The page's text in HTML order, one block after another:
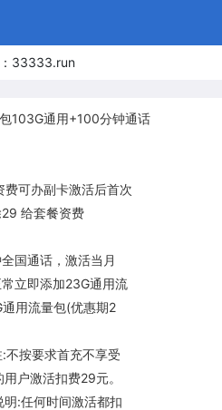
33333.run
103G通用+100分钟通话
可办副卡激活后首次
给套餐资费
国通话，激活当月
立即添加23G通用流
用流量包(优惠期2
不按要求首充不享受
户激活扣费29元。
:任何时间激活都扣